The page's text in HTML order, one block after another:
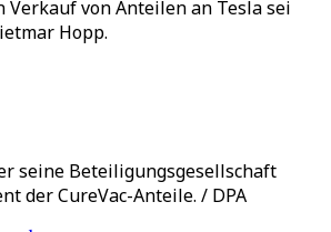
Verkauf von Anteilen an Tesla sei
Hopp.
seine Beteiligungsgesellschaft
der CureVac-Anteile. / DPA